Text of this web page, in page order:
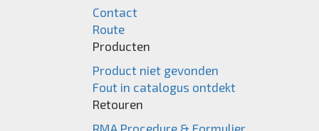
Contact
Route
Producten
Product niet gevonden
Fout in catalogus ontdekt
Retouren
RMA Procedure & Formulier